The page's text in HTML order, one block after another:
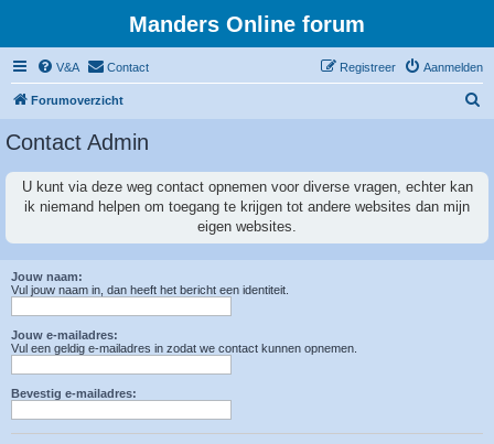
Manders Online forum
V&A Contact Aanmelden
Registreer
Forumoverzicht
k
Contact Admin
U kunt via deze weg contact opnemen voor diverse vragen, echter kan
ik niemand helpen om toegang te krijgen tot andere websites dan mijn
eigen websites.
Jouw naam:
Vul jouw naam in, dan heeft het bericht een identiteit.
Jouw e-mailadres:
Vul een geldig e-mailadres in zodat we contact kunnen opnemen.
Bevestig e-mailadres: